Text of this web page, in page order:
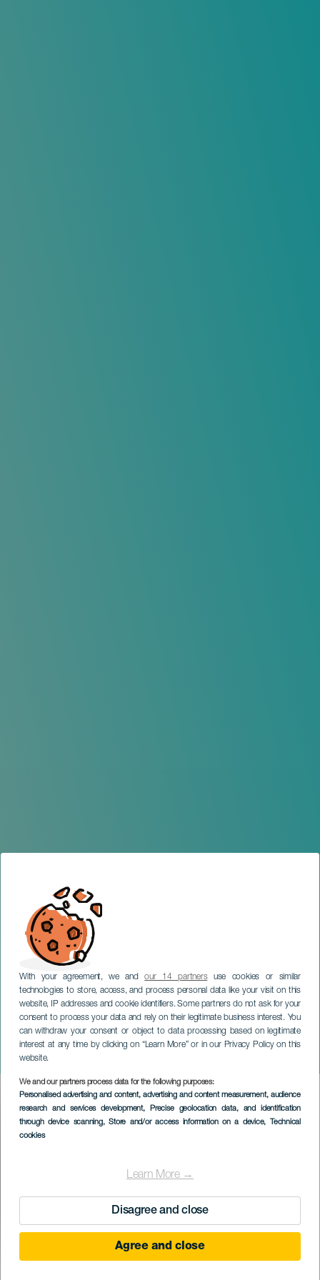
With your agreement, we andour 14 partnersuse cookies or similar
technologies to store, access, and process personal data like your visit on this
website, IP addresses and cookie identifiers. Some partners do not ask for your
consent to process your data and rely on their legitimate business interest. You
can withdraw your consent or object to data processing based on legitimate
interest at any time by clicking on “Learn More” or in our Privacy Policy on this
website.
We and our partners process data for the following purposes:
Personalised advertising and content, advertising and content measurement, audience
research and services development, Precise geolocation data, and identification
through device scanning, Store and/or access information on a device, Technical
cookies
Learn More →
Disagree and close
Agree and close
La Tuerta
LANZAROTE
Imagen
Listado